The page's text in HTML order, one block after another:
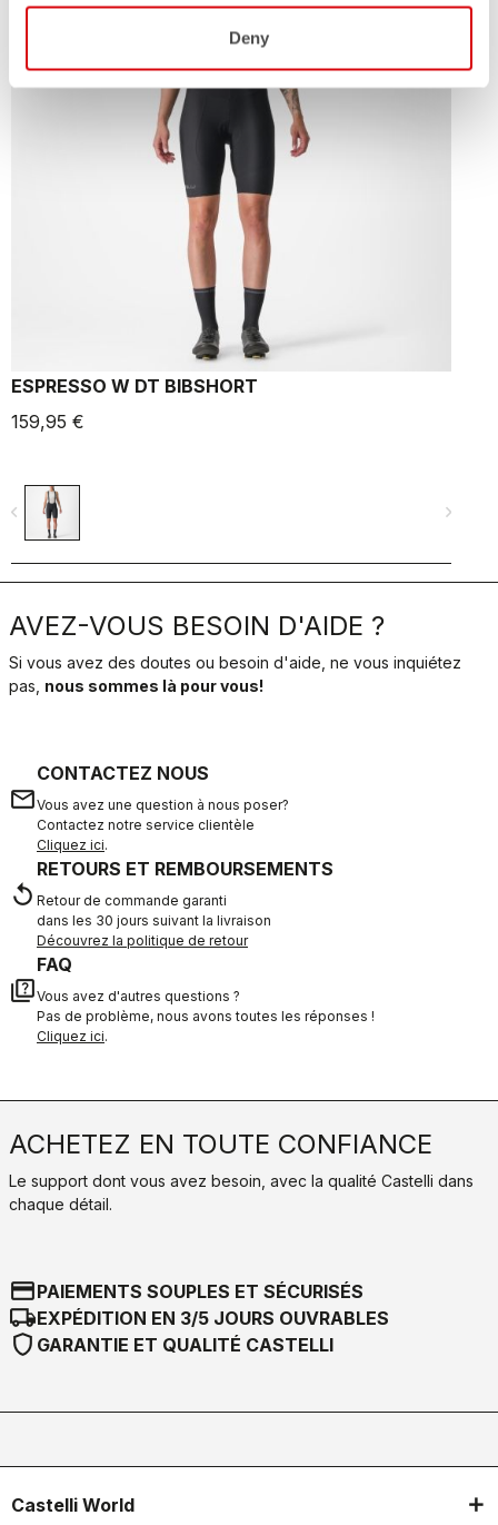
Deny
ESPRESSO W DT BIBSHORT
159,95 €
navigate_before navigate_next
AVEZ-VOUS BESOIN D'AIDE ?
Si vous avez des doutes ou besoin d'aide, ne vous inquiétez
pas, nous sommes là pour vous!
email
CONTACTEZ NOUS
Vous avez une question à nous poser?
Contactez notre service clientèle
Cliquez ici.
replay
RETOURS ET REMBOURSEMENTS
Retour de commande garanti
dans les 30 jours suivant la livraison
Découvrez la politique de retour
quiz
FAQ
Vous avez d'autres questions ?
Pas de problème, nous avons toutes les réponses !
Cliquez ici.
ACHETEZ EN TOUTE CONFIANCE
Le support dont vous avez besoin, avec la qualité Castelli dans
chaque détail.
credit_cardPAIEMENTS SOUPLES ET SÉCURISÉS
local_shippingEXPÉDITION EN 3/5 JOURS OUVRABLES
shield GARANTIE ET QUALITÉ CASTELLI
Castelli World